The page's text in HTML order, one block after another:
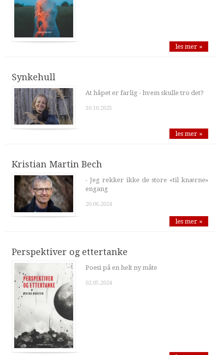
les mer »
Synkehull
At håpet er farlig - hvem skulle tro det?
30.10.2025
les mer »
Kristian Martin Bech
- Jeg rekker ikke de store «til knærne»
engang
20.06.2024
les mer »
Perspektiver og ettertanke
Poesi på en helt ny måte
02.05.2024